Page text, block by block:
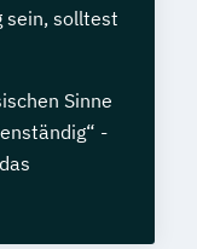
sein, solltest
Sinne
-